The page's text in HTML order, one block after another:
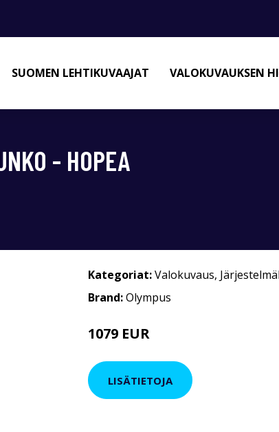
SUOMEN LEHTIKUVAAJAT VALOKUVAUKSEN
- HOPEA
Kategoriat:Valokuvaus,
Brand:Olympus
1079 EUR
LISÄTIETOJA